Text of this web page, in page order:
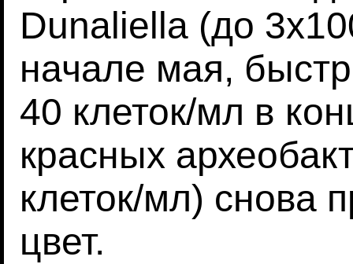
Dunaliella (до
начале мая,
40 клеток/мл в
красных
клеток/мл) снова
цвет.